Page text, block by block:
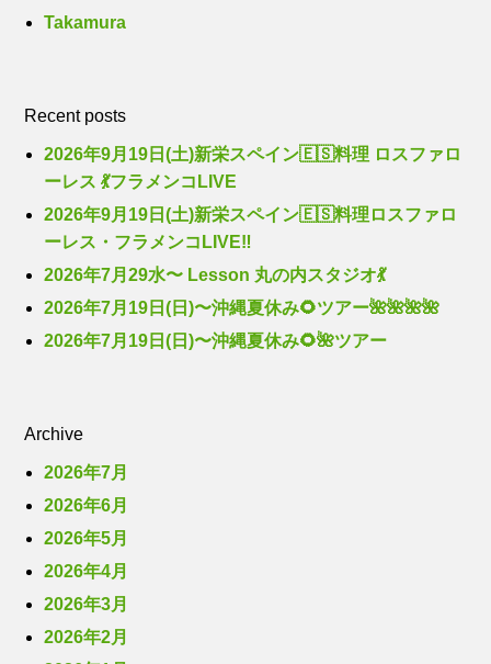
Takamura
Recent posts
2026年9月19日(土)新栄スペイン🇪🇸料理 ロスファロ
ーレス 💃フラメンコLIVE
2026年9月19日(土)新栄スペイン🇪🇸料理ロスファロ
ーレス・フラメンコLIVE‼️
2026年7月29水〜 Lesson 丸の内スタジオ💃
2026年7月19日(日)〜沖縄夏休み🌻ツアー🌺🌺🌺🌺
2026年7月19日(日)〜沖縄夏休み🌻🌺ツアー
Archive
2026年7月
2026年6月
2026年5月
2026年4月
2026年3月
2026年2月